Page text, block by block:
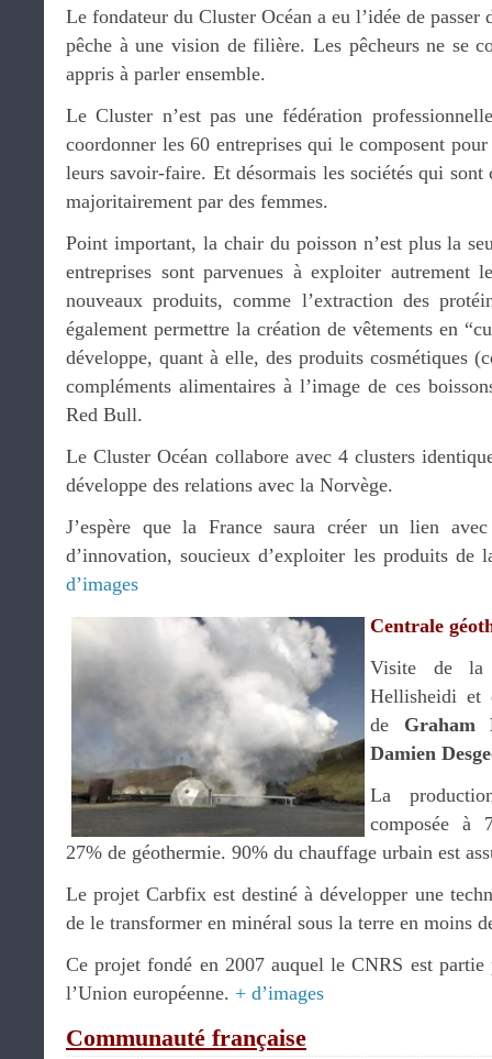
Le fondateur du Cluster Océan a eu l’idée de
pêche à une vision de filière. Les pêcheurs ne se
appris à parler ensemble.
Le Cluster n’est pas une fédération
coordonner les 60 entreprises qui le composent
leurs savoir-faire. Et désormais les sociétés qui sont
majoritairement par des femmes.
Point important, la chair du poisson n’est plus la
entreprises sont parvenues à exploiter autrement
nouveaux produits, comme l’extraction des
également permettre la création de vêtements en
développe, quant à elle, des produits cosmétiques
compléments alimentaires à l’image de ces
Red Bull.
Le Cluster Océan collabore avec 4 clusters
développe des relations avec la Norvège.
J’espère que la France saura créer un lien
d’innovation, soucieux d’exploiter les produits
d’images
Centrale
Visite de la
Hellisheidi et
de Graham
Damien
La
composée à
27% de géothermie. 90% du chauffage urbain est
Le projet Carbfix est destiné à développer une
de le transformer en minéral sous la terre en moins
Ce projet fondé en 2007 auquel le CNRS est partie
l’Union européenne. + d’images
Communauté française